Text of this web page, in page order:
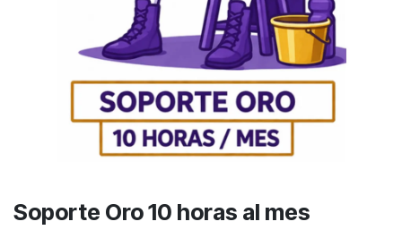
Soporte Oro 10 horas al mes